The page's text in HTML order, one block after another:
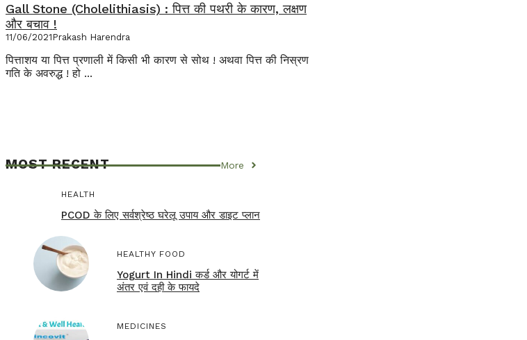
Gall Stone (Cholelithiasis) : पित्त की पथरी के कारण, लक्षण
और बचाव !
11/06/2021Prakash Harendra
पित्ताशय या पित्त प्रणाली में किसी भी कारण से सोथ ! अथवा पित्त की निस्रण
गति के अवरुद्ध ! हो ...
MOST RECENT More
HEALTH
PCOD के लिए सर्वश्रेष्ठ घरेलू उपाय और डाइट प्लान
HEALTHY FOOD
Yogurt In Hindi कर्ड और योगर्ट में
अंतर एवं दही के फायदे
MEDICINES